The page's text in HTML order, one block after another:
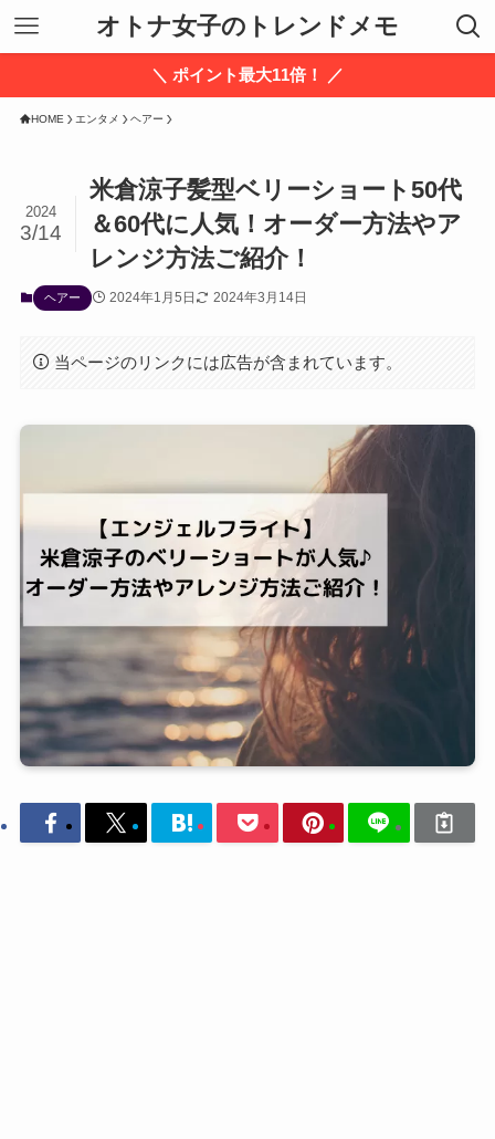
オトナ女子のトレンドメモ
＼ ポイント最大11倍！ ／
HOME エンタメ ヘアー
米倉涼子髪型ベリーショート50代
＆60代に人気！オーダー方法やア
レンジ方法ご紹介！
2024
3/14
ヘアー 2024年1月5日 2024年3月14日
当ページのリンクには広告が含まれています。